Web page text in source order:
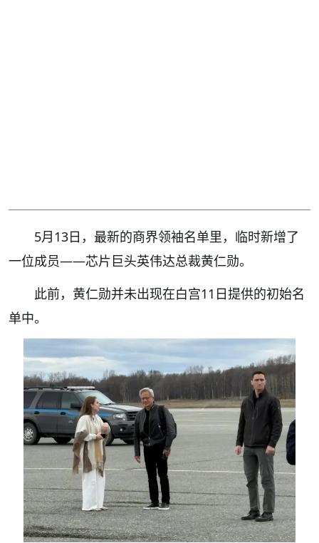
5月13日，最新的商界领袖名单里，临时新增了
一位成员——芯片巨头英伟达总裁黄仁勋。
此前，黄仁勋并未出现在白宫11日提供的初始名
单中。